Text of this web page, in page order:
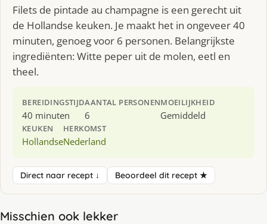
Filets de pintade au champagne is een gerecht uit
de Hollandse keuken. Je maakt het in ongeveer 40
minuten, genoeg voor 6 personen. Belangrijkste
ingrediënten: Witte peper uit de molen, eetl en
theel.
BEREIDINGSTIJD
40 minuten
AANTAL PERSONEN
6
MOEILIJKHEID
Gemiddeld
KEUKEN
Hollandse
HERKOMST
Nederland
Direct naar recept ↓ Beoordeel dit recept ★
Misschien ook lekker